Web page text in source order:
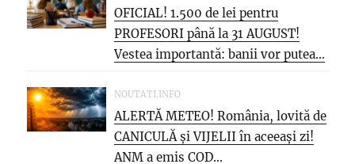
OFICIAL! 1.500 de lei pentru
PROFESORI până la 31 AUGUST!
Vestea importantă: banii vor putea...
NOUTATI.INFO
ALERTĂ METEO! România, lovită de
CANICULĂ și VIJELII în aceeași zi!
ANM a emis COD...